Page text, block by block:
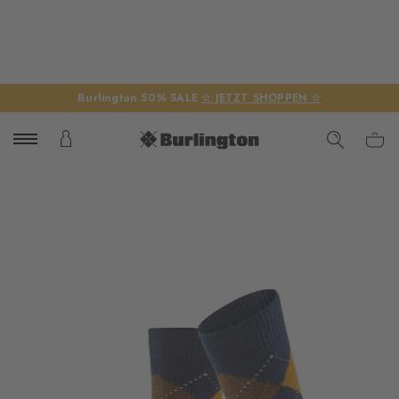
Burlington 50% SALE ☆ JETZT SHOPPEN ☆